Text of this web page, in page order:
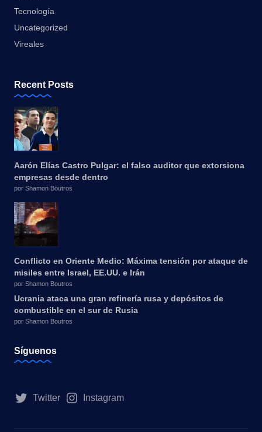
Tecnología
Uncategorized
Vireales
Recent Posts
Aarón Elías Castro Pulgar: el falso auditor que extorsiona
empresas desde dentro
por Shamon Boutros
Conflicto en Oriente Medio: Máxima tensión por ataque de
misiles entre Israel, EE.UU. e Irán
por Shamon Boutros
Ucrania ataca una gran refinería rusa y depósitos de
combustible en el sur de Rusia
por Shamon Boutros
Síguenos
Twitter Instagram